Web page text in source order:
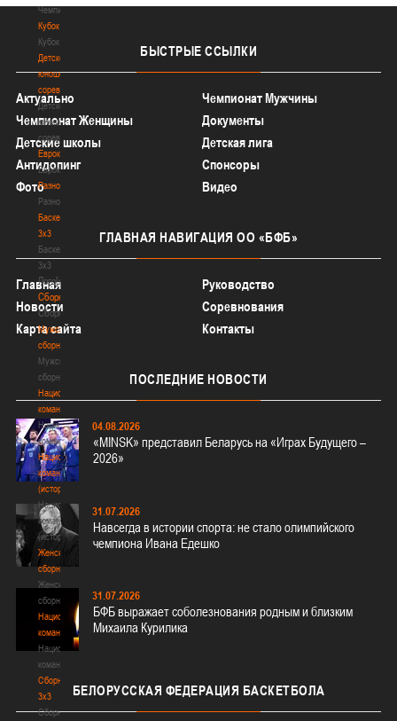
Чемпионат
Кубок
Кубок
Детско-
юношеские
соревнования
Детско-
юношеские
соревнования
Еврокубки
Еврокубки
Разное
Разное
Баскетбол
3х3
Баскетбол
3х3
Лого[modid=121]
Сборные
Сборные
Мужские
сборные
Мужские
сборные
Национальная
команда
Национальная
команда
Национальная
команда
(история)
Национальная
команда
(история)
Женские
сборные
Женские
сборные
Национальная
команда
Национальная
команда
Сборные
3х3
Сборные
БЫСТРЫЕ ССЫЛКИ
Актуально
Чемпионат Мужчины
Чемпионат Женщины
Документы
Детские школы
Детская лига
Антидопинг
Спонсоры
Фото
Видео
ГЛАВНАЯ НАВИГАЦИЯ ОО «БФБ»
Главная
Руководство
Новости
Соревнования
Карта сайта
Контакты
ПОСЛЕДНИЕ НОВОСТИ
04.08.2026
«MINSK» представил Беларусь на «Играх Будущего –
2026»
31.07.2026
Навсегда в истории спорта: не стало олимпийского
чемпиона Ивана Едешко
31.07.2026
БФБ выражает соболезнования родным и близким
Михаила Курилика
БЕЛОРУССКАЯ ФЕДЕРАЦИЯ БАСКЕТБОЛА